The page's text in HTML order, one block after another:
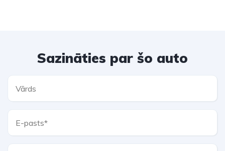
Sazināties par šo auto